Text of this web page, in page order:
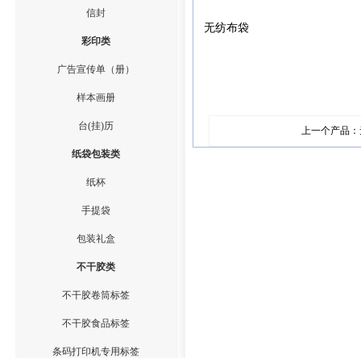
信封
彩印类
广告宣传单（册）
样本画册
台(挂)历
纸袋包装类
纸杯
手提袋
包装礼盒
不干胶类
不干胶卷筒标签
不干胶食品标签
条码打印机专用标签
无纺布袋
上一个产品：